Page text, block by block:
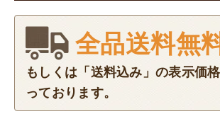
全品送料無
もしくは「送料込み」の表示価
っております。